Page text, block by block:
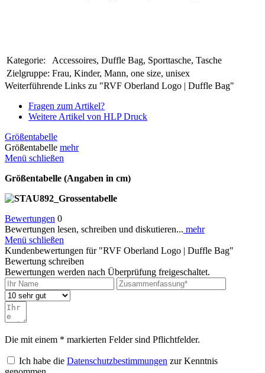
Kategorie:
Accessoires, Duffle Bag, Sporttasche, Tasche
Zielgruppe: Frau, Kinder, Mann, one size, unisex
Weiterführende Links zu "RVF Oberland Logo | Duffle Bag"
Fragen zum Artikel?
Weitere Artikel von HLP Druck
Größentabelle
Größentabelle mehr
Menü schließen
Größentabelle (Angaben in cm)
Bewertungen 0
Bewertungen lesen, schreiben und diskutieren... mehr
Menü schließen
Kundenbewertungen für "RVF Oberland Logo | Duffle Bag"
Bewertung schreiben
Bewertungen werden nach Überprüfung freigeschaltet.
Die mit einem * markierten Felder sind Pflichtfelder.
Ich habe die Datenschutzbestimmungen zur Kenntnis